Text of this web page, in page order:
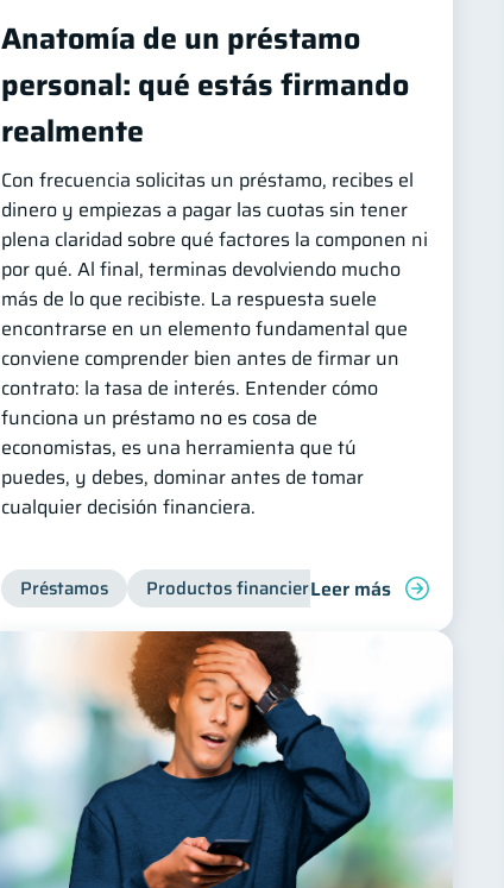
Anatomía de un préstamo
personal: qué estás firmando
realmente
Con frecuencia solicitas un préstamo, recibes el
dinero y empiezas a pagar las cuotas sin tener
plena claridad sobre qué factores la componen ni
por qué. Al final, terminas devolviendo mucho
más de lo que recibiste. La respuesta suele
encontrarse en un elemento fundamental que
conviene comprender bien antes de firmar un
contrato: la tasa de interés. Entender cómo
funciona un préstamo no es cosa de
economistas, es una herramienta que tú
puedes, y debes, dominar antes de tomar
cualquier decisión financiera.
Préstamos Productos financieros Manejo de deudas
Leer más